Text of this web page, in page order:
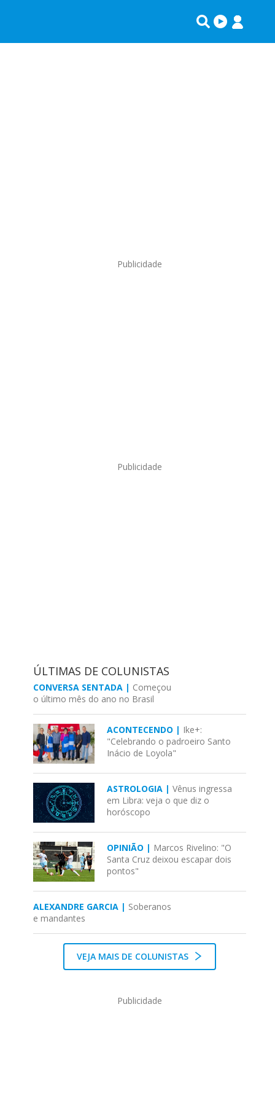
Publicidade
Publicidade
ÚLTIMAS DE COLUNISTAS
CONVERSA SENTADA | Começou
o último mês do ano no Brasil
ACONTECENDO | Ike+:
"Celebrando o padroeiro Santo
Inácio de Loyola"
ASTROLOGIA |Vênus ingressa
em Libra: veja o que diz o
horóscopo
OPINIÃO | Marcos Rivelino: "O
Santa Cruz deixou escapar dois
pontos"
ALEXANDRE GARCIA | Soberanos
e mandantes
VEJA MAIS DE COLUNISTAS
Publicidade